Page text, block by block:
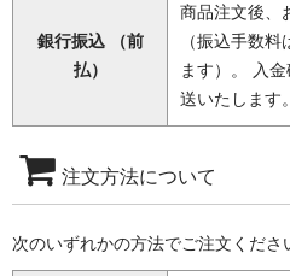
銀行振込 （前
払）
商品注文後、
（振込手数
ます）。 入
送いたします。
注文方法について
次のいずれかの方法でご注文くださ